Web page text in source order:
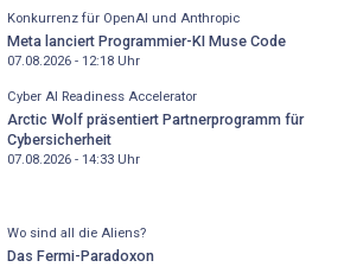
Konkurrenz für OpenAI und Anthropic
Meta lanciert Programmier-KI Muse Code
07.08.2026 - 12:18Uhr
Cyber AI Readiness Accelerator
Arctic Wolf präsentiert Partnerprogramm für
Cybersicherheit
07.08.2026 - 14:33Uhr
Wo sind all die Aliens?
Das Fermi-Paradoxon